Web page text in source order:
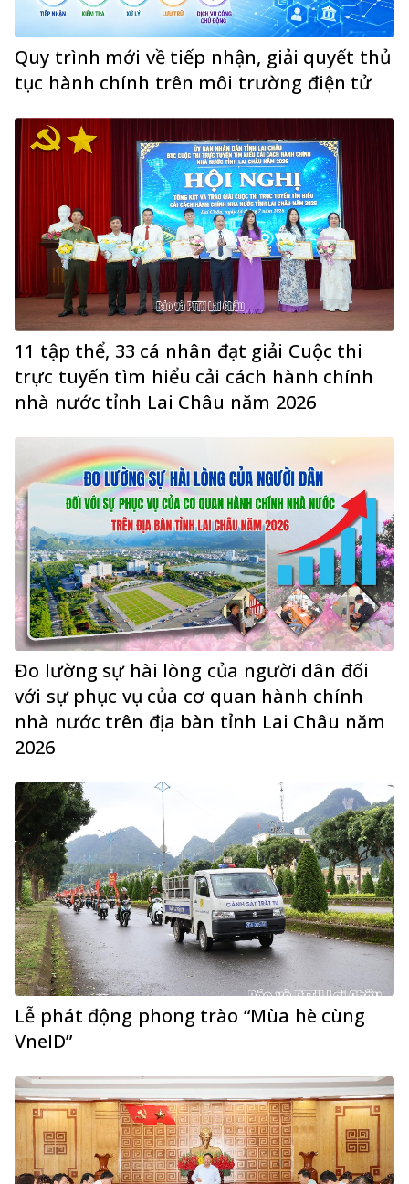
Quy trình mới về tiếp nhận, giải quyết thủ
tục hành chính trên môi trường điện tử
11 tập thể, 33 cá nhân đạt giải Cuộc thi
trực tuyến tìm hiểu cải cách hành chính
nhà nước tỉnh Lai Châu năm 2026
Đo lường sự hài lòng của người dân đối
với sự phục vụ của cơ quan hành chính
nhà nước trên địa bàn tỉnh Lai Châu năm
2026
Lễ phát động phong trào “Mùa hè cùng
VneID”